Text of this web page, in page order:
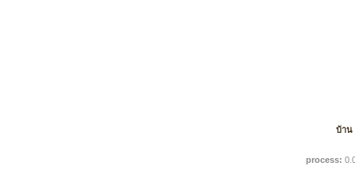
บ้าน
process: